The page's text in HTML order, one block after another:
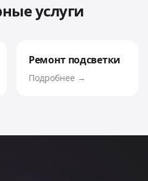
услуги
Ремонт подсветки
Подробнее →